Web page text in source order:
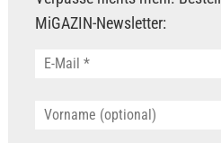
MiGAZIN-Newsletter: